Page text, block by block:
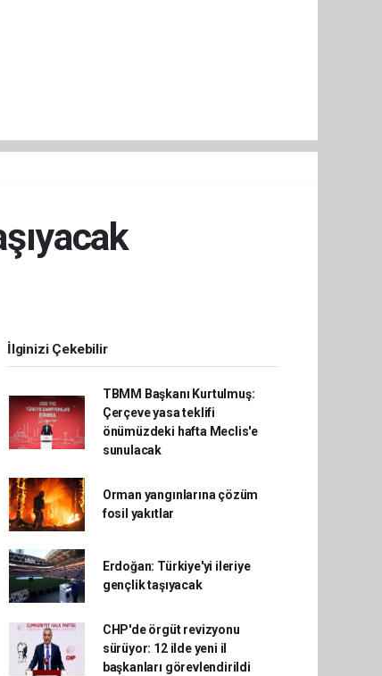
İlginizi Çekebilir
TBMM Başkanı Kurtulmuş:
Çerçeve yasa teklifi
önümüzdeki hafta Meclis'e
sunulacak
Orman yangınlarına çözüm
fosil yakıtlar
Erdoğan: Türkiye'yi ileriye
gençlik taşıyacak
CHP'de örgüt revizyonu
sürüyor: 12 ilde yeni il
başkanları görevlendirildi